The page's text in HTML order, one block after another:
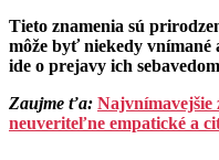
Tieto znamenia sú
môže byť niekedy
ide o prejavy ich
Zaujme ťa: Najvnímavejšie
neuveriteľne empatické a